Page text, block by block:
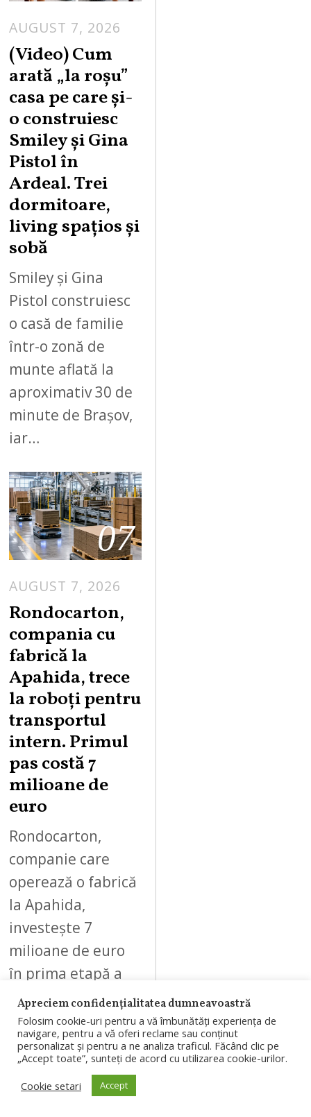
AUGUST 7, 2026
(Video) Cum
arată „la roşu”
casa pe care şi-
o construiesc
Smiley şi Gina
Pistol în
Ardeal. Trei
dormitoare,
living spațios și
sobă
Smiley și Gina
Pistol construiesc
o casă de familie
într-o zonă de
munte aflată la
aproximativ 30 de
minute de Brașov,
iar…
07
AUGUST 7, 2026
G
T
7
2
Rondocarton,
compania cu
fabrică la
Apahida, trece
la roboți pentru
transportul
intern. Primul
pas costă 7
milioane de
euro
Rondocarton,
companie care
operează o fabrică
la Apahida,
investește 7
milioane de euro
în prima etapă a
unui sistem de
automatizare a…
Apreciem confidențialitatea dumneavoastră
Folosim cookie-uri pentru a vă îmbunătăți experiența de
navigare, pentru a vă oferi reclame sau conținut
personalizat și pentru a ne analiza traficul. Făcând clic pe
„Accept toate”, sunteți de acord cu utilizarea cookie-urilor.
Cookie setari
Accept